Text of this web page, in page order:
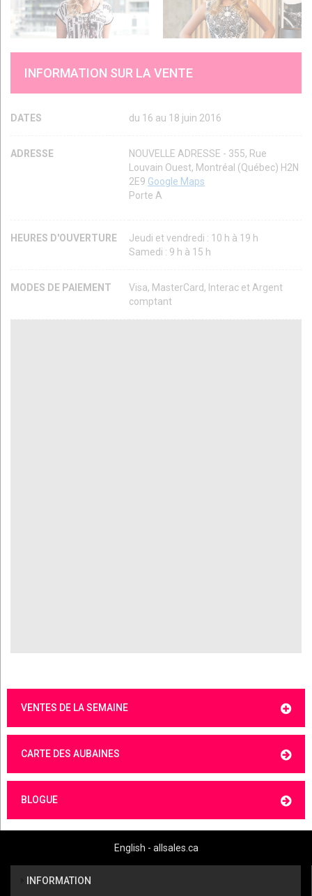
INFORMATION SUR LA VENTE
DATES du 16 au 18 juin 2016
ADRESSE
NOUVELLE ADRESSE - 355, Rue
Louvain Ouest, Montréal (Québec) H2N
2E9 Google Maps
Porte A
HEURES D'OUVERTURE
Jeudi et vendredi : 10 h à 19 h
Samedi : 9 h à 15 h
MODES DE PAIEMENT
Visa, MasterCard, Interac et Argent
comptant
VENTES DE LA SEMAINE
CARTE DES AUBAINES
BLOGUE
English - allsales.ca
INFORMATION